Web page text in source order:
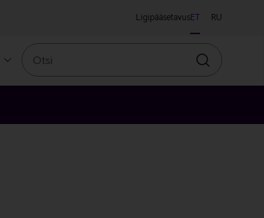
LigipääsetavusET RU
Otsin